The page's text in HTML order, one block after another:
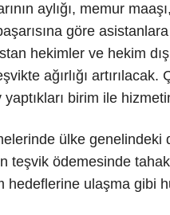
aylığı, memur
göre asistanlara
hekimler ve hekim
ağırlığı
yaptıkları birim ile
ülke genelindeki
teşvik ödemesinde
hedeflerine ulaşma gibi